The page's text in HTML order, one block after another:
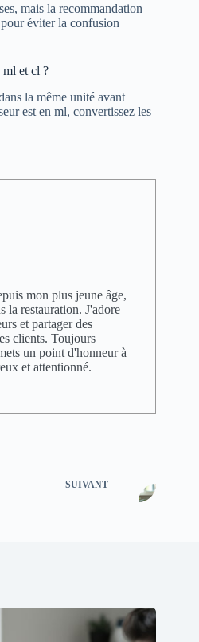
mais la recommandation
éviter la confusion
ml et cl ?
la même unité avant
est en ml, convertissez les
mon plus jeune âge,
la restauration. J'adore
et partager des
clients. Toujours
un point d'honneur à
et attentionné.
SUIVANT